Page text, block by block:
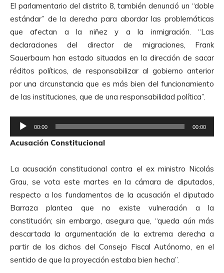
p
r
o
d
u
c
t
o
r
e
u
d
i
o
El parlamentario del distrito 8, también denunció un “doble
estándar” de la derecha para abordar las problemáticas
que afectan a la niñez y a la inmigración. “Las
declaraciones del director de migraciones, Frank
Sauerbaum han estado situadas en la dirección de sacar
réditos políticos, de responsabilizar al gobierno anterior
por una circunstancia que es más bien del funcionamiento
de las instituciones, que de una responsabilidad política”.
e
p
o
d
u
c
t
o
r
d
00:00 00:00
Acusación Constitucional
La acusación constitucional contra el ex ministro Nicolás
Grau, se vota este martes en la cámara de diputados,
respecto a los fundamentos de la acusación el diputado
Barraza plantea que no existe vulneración a la
constitución; sin embargo, asegura que, “queda aún más
descartada la argumentación de la extrema derecha a
partir de los dichos del Consejo Fiscal Autónomo, en el
sentido de que la proyección estaba bien hecha”.